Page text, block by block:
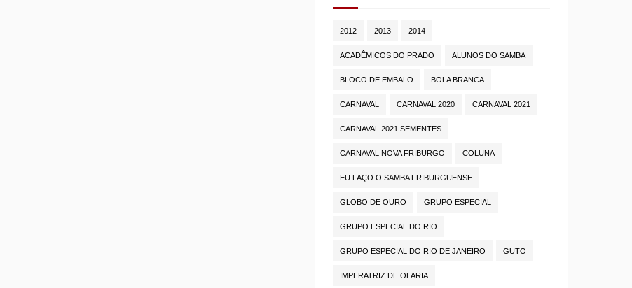
2012 2013 2014
ACADÊMICOS DO PRADO ALUNOS DO SAMBA
BLOCO DE EMBALO BOLA BRANCA
CARNAVAL CARNAVAL 2020 CARNAVAL 2021
CARNAVAL 2021 SEMENTES
CARNAVAL NOVA FRIBURGO COLUNA
EU FAÇO O SAMBA FRIBURGUENSE
GLOBO DE OURO GRUPO ESPECIAL
GRUPO ESPECIAL DO RIO
GRUPO ESPECIAL DO RIO DE JANEIRO GUTO
IMPERATRIZ DE OLARIA